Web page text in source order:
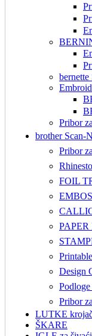
bernette
Pribor
brother Scan-
Pribor
FOIL
PAPER
Design
Pribor
LUTKE
ŠKARE